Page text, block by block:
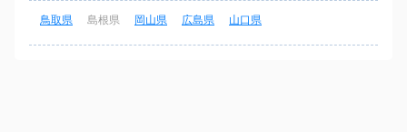
鳥取県 島根県 岡山県 広島県 山口県